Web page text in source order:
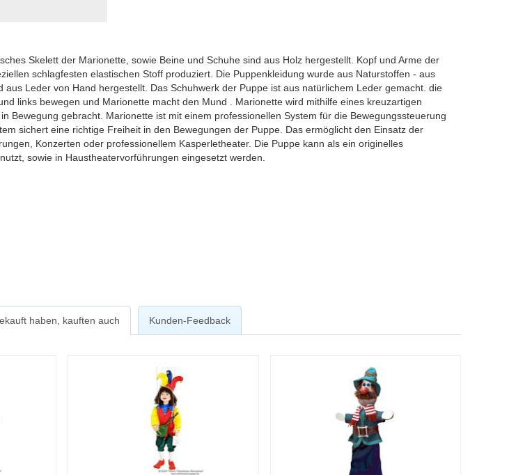
Skelett der Marionette, sowie Beine und Schuhe sind aus Holz hergestellt. Kopf und Arme der
schlagfesten elastischen Stoff produziert. Die Puppenkleidung wurde aus Naturstoffen - aus
aus Leder von Hand hergestellt. Das Schuhwerk der Puppe ist aus natürlichem Leder gemacht. die
links bewegen und Marionette macht den Mund . Marionette wird mithilfe eines kreuzartigen
Bewegung gebracht. Marionette ist mit einem professionellen System für die Bewegungssteuerung
sichert eine richtige Freiheit in den Bewegungen der Puppe. Das ermöglicht den Einsatz der
Konzerten oder professionellem Kasperletheater. Die Puppe kann als ein originelles
sowie in Haustheatervorführungen eingesetzt werden.
haben, kauften auch Kunden-Feedback